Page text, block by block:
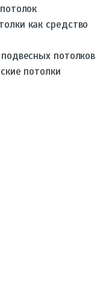
как средство
потолков
потолки